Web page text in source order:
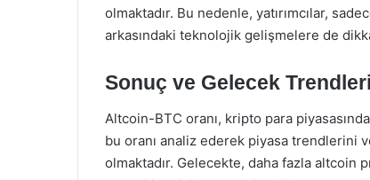
olmaktadır. Bu nedenle, yatırımcılar,
arkasındaki teknolojik gelişmelere de
Sonuç ve Gelecek Trendleri
Altcoin-BTC oranı, kripto para
bu oranı analiz ederek piyasa trendlerini
olmaktadır. Gelecekte, daha fazla altcoin